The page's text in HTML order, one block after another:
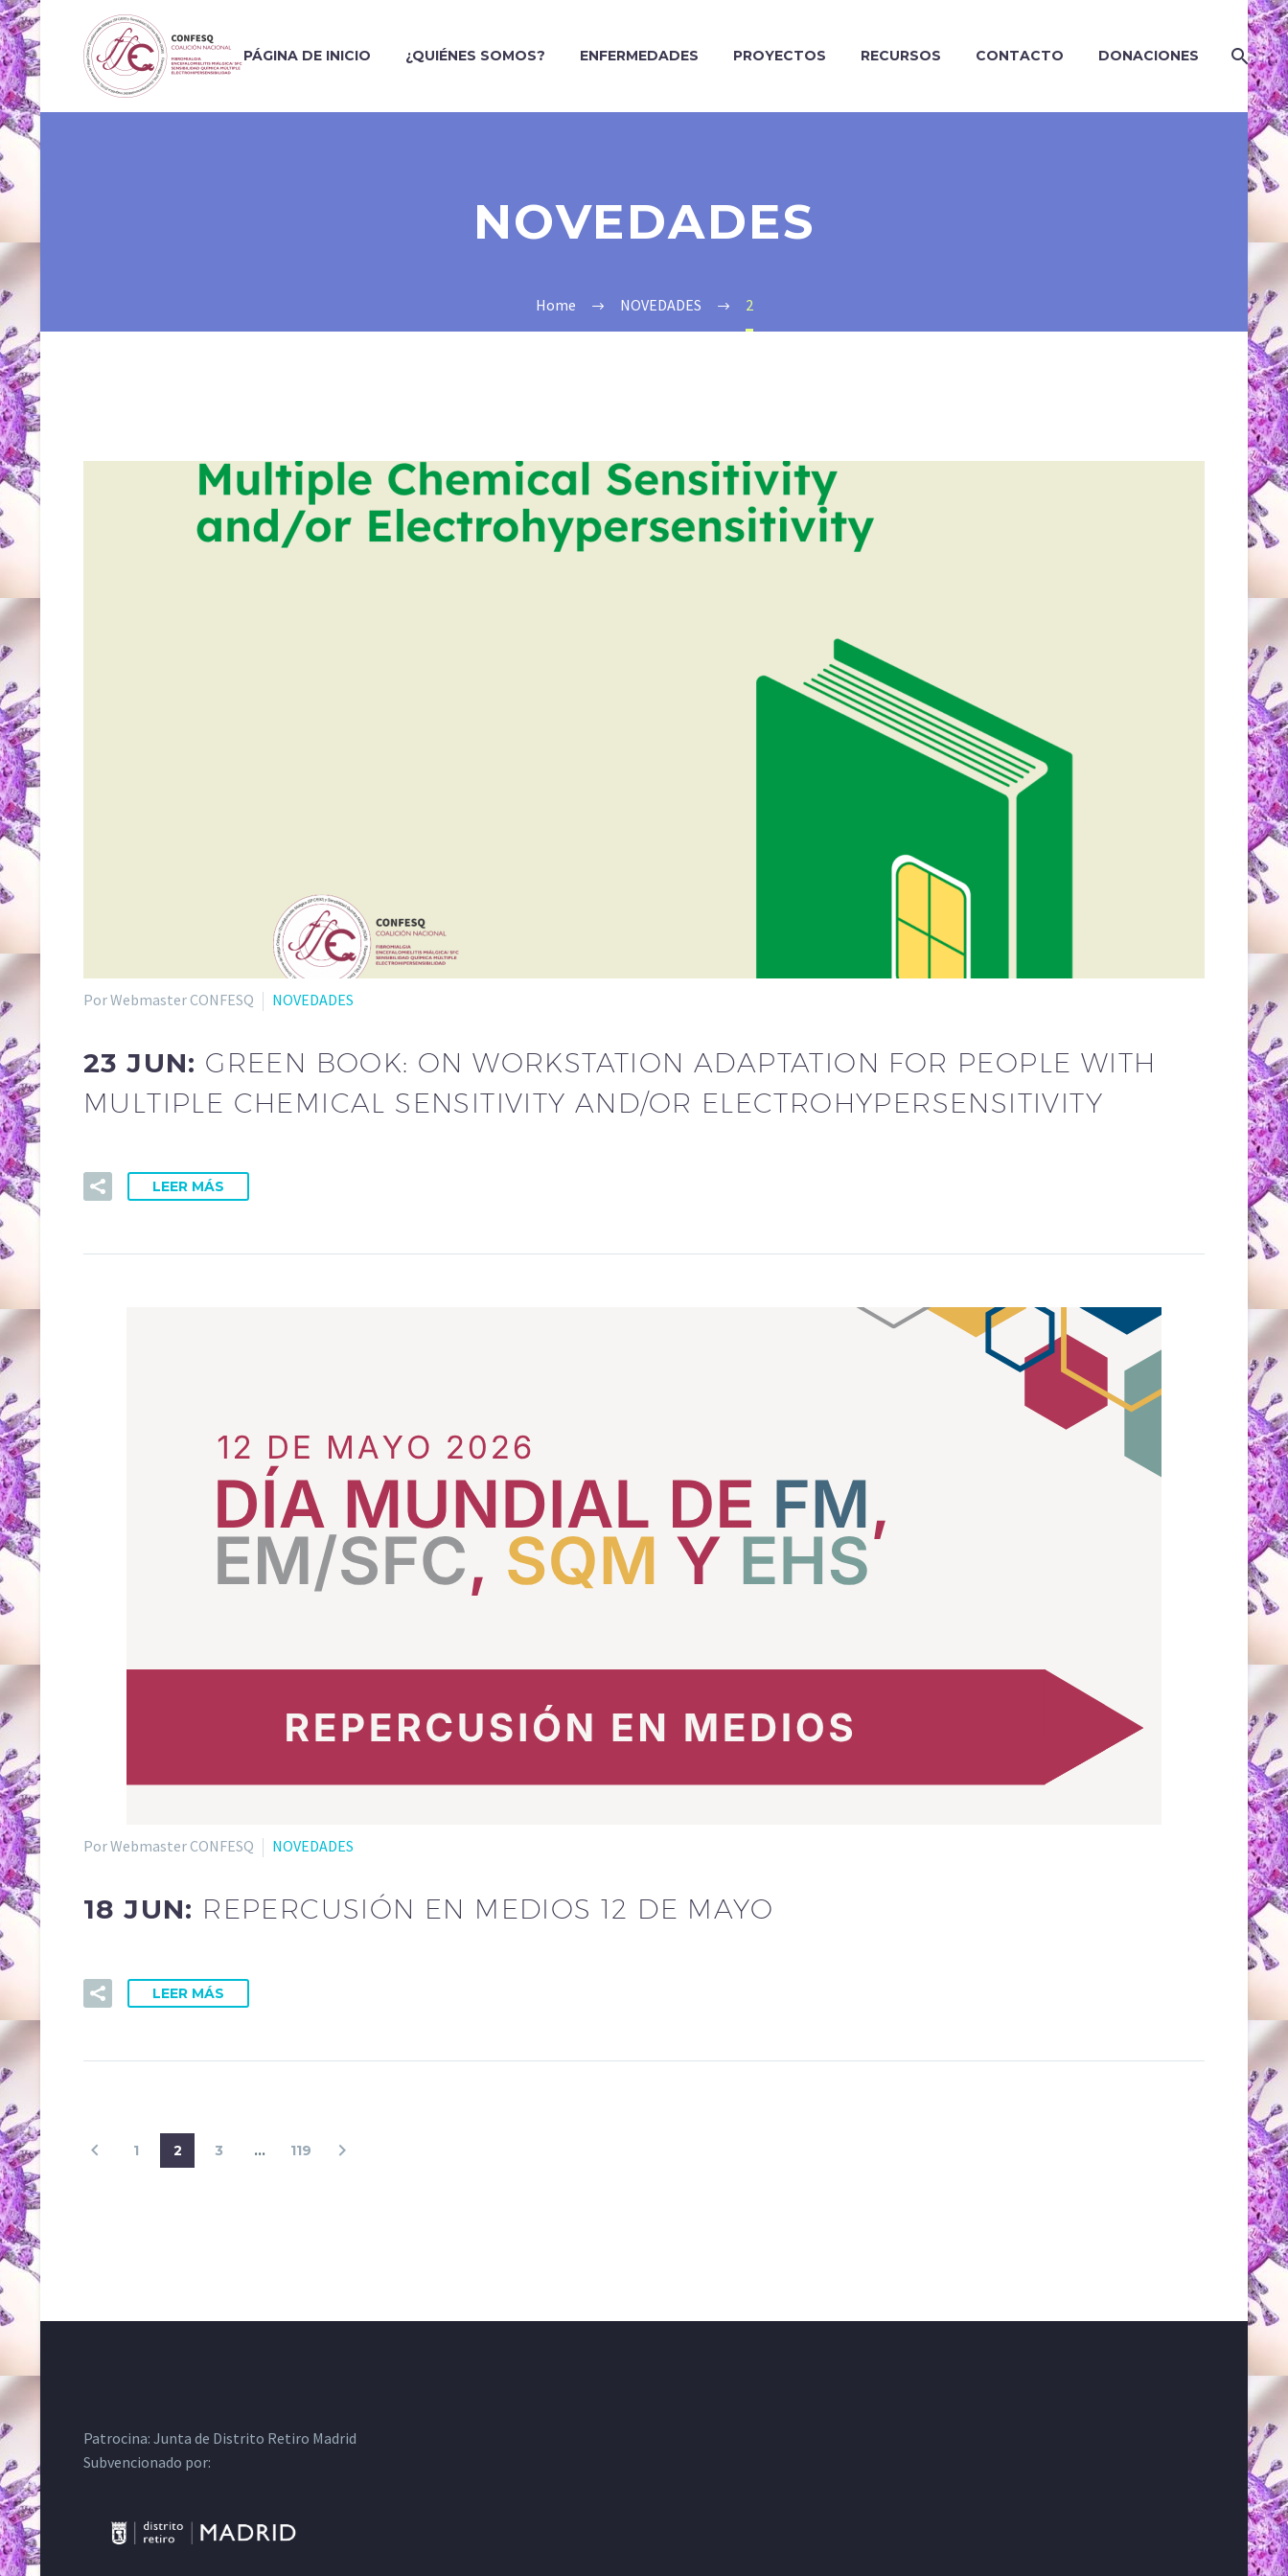
PÁGINA DE INICIO ¿QUIÉNES SOMOS? ENFERMEDADES PROYECTOS RECURSOS CONTACTO DONACIONES
NOVEDADES
Home NOVEDADES 2
Por Webmaster CONFESQ NOVEDADES
23 JUN: GREEN BOOK: ON WORKSTATION ADAPTATION FOR PEOPLE WITH
MULTIPLE CHEMICAL SENSITIVITY AND/OR ELECTROHYPERSENSITIVITY
LEER MÁS
Por Webmaster CONFESQ NOVEDADES
18 JUN: REPERCUSIÓN EN MEDIOS 12 DE MAYO
LEER MÁS
1 2 3 … 119
Patrocina: Junta de Distrito Retiro Madrid
Subvencionado por: